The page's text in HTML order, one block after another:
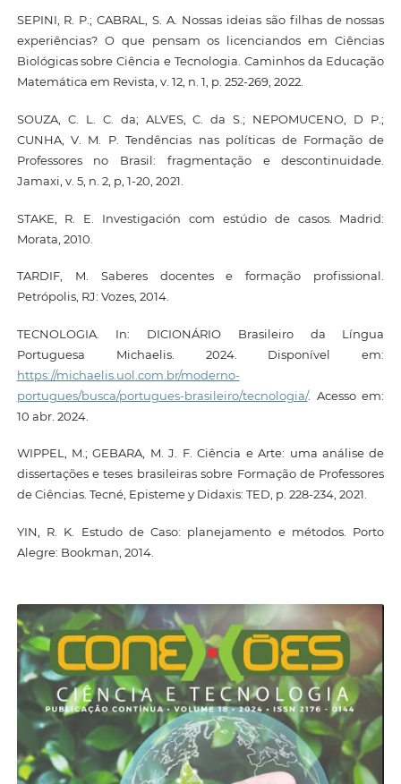
SEPINI, R. P.; CABRAL, S. A. Nossas ideias são filhas de nossas
experiências? O que pensam os licenciandos em Ciências
Biológicas sobre Ciência e Tecnologia. Caminhos da Educação
Matemática em Revista, v. 12, n. 1, p. 252-269, 2022.
SOUZA, C. L. C. da; ALVES, C. da S.; NEPOMUCENO, D P.;
CUNHA, V. M. P. Tendências nas políticas de Formação de
Professores no Brasil: fragmentação e descontinuidade.
Jamaxi, v. 5, n. 2, p, 1-20, 2021.
STAKE, R. E. Investigación com estúdio de casos. Madrid:
Morata, 2010.
TARDIF, M. Saberes docentes e formação profissional.
Petrópolis, RJ: Vozes, 2014.
TECNOLOGIA. In: DICIONÁRIO Brasileiro da Língua
Portuguesa Michaelis. 2024. Disponível em:
https://michaelis.uol.com.br/moderno-
portugues/busca/portugues-brasileiro/tecnologia/. Acesso em:
10 abr. 2024.
WIPPEL, M.; GEBARA, M. J. F. Ciência e Arte: uma análise de
dissertações e teses brasileiras sobre Formação de Professores
de Ciências. Tecné, Episteme y Didaxis: TED, p. 228-234, 2021.
YIN, R. K. Estudo de Caso: planejamento e métodos. Porto
Alegre: Bookman, 2014.